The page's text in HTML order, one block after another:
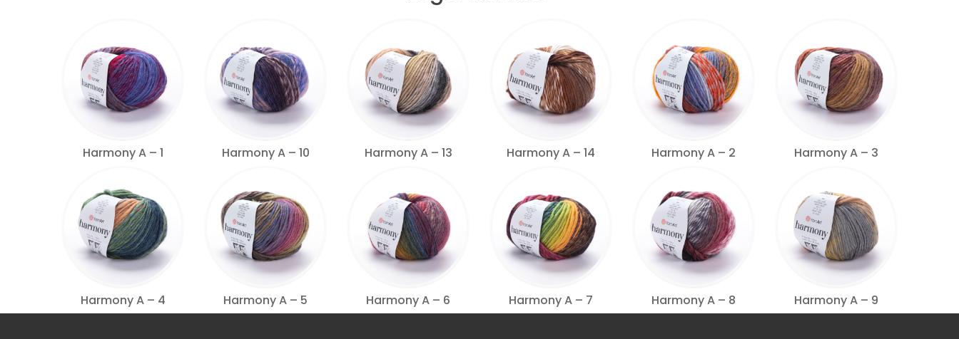
Harmony A – 1 Harmony A – 10 Harmony A – 13 Harmony A – 14 Harmony A – 2 Harmony A – 3
Harmony A – 4 Harmony A – 5 Harmony A – 6 Harmony A – 7 Harmony A – 8 Harmony A – 9